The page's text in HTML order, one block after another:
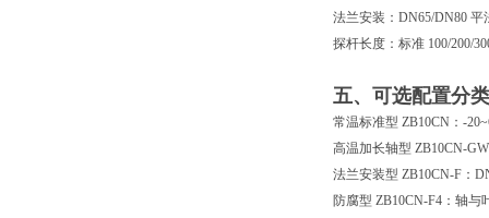
法兰安装 ：DN65/DN80
探杆长度 ：标准 100/200/
五、可选配置分类
常温标准型 ZB10CN ：-
高温加长轴型 ZB10CN-GW
法兰安装型 ZB10CN-F ：
防腐型 ZB10CN-F4 ：轴与